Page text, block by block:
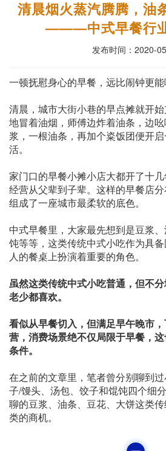
清晨烟火蒸汽腾腾，油
———中式早餐行
发布时间：2020-
一顿抚慰身心的早餐，远比闹钟更能
清晨，城市大街小巷的早点摊就开
地冒着油烟，师傅边炸着油条，边
浆，一根油条，再加个粢饭团便开
活。
家门口的早餐小摊小店大都开了十
经营从父辈到子辈。这样的早餐店
组成了一座城市最柔软的底色。
中式早餐里，大家最先想到是豆浆
饨等等，这类传统中式小吃作为具
人的餐桌上扮演着重要的角色。
虽然这类传统中式小吃普通，但不
老少都喜欢。
看似从早餐切入，但满足早午晚市
营，消费场景绝不仅局限于早餐，
条件。
在之前的文章里，笔者曾分别聊到
子/馒头、汤包、饺子和馄饨四个细
聊的豆浆、油条、豆花、大饼这类
类的商机。